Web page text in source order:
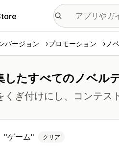
バージョン プロモーション ノ
したすべてのノベル
くぎ付けにし、コンテス
ゲーム クリア